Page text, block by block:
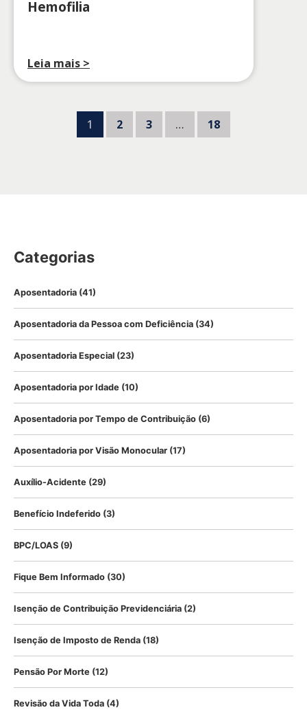
Hemofilia
Leia mais >
1 2 3 … 18
Categorias
Aposentadoria (41)
Aposentadoria da Pessoa com Deficiência (34)
Aposentadoria Especial (23)
Aposentadoria por Idade (10)
Aposentadoria por Tempo de Contribuição (6)
Aposentadoria por Visão Monocular (17)
Auxílio-Acidente (29)
Benefício Indeferido (3)
BPC/LOAS (9)
Fique Bem Informado (30)
Isenção de Contribuição Previdenciária (2)
Isenção de Imposto de Renda (18)
Pensão Por Morte (12)
Revisão da Vida Toda (4)